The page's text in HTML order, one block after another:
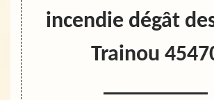
incendie dégât
Trainou